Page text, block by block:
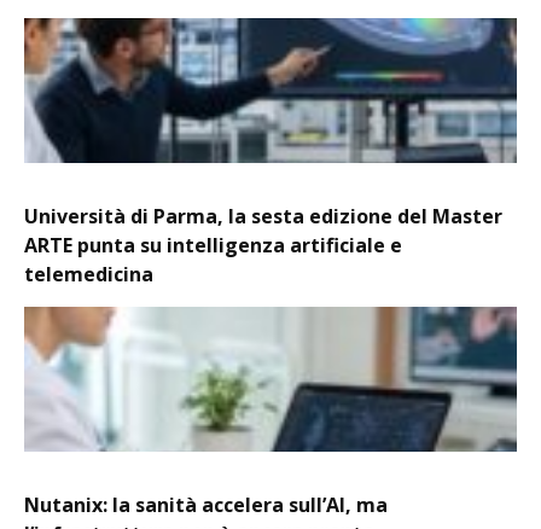
Università di Parma, la sesta edizione del Master
ARTE punta su intelligenza artificiale e
telemedicina
Nutanix: la sanità accelera sull’AI, ma